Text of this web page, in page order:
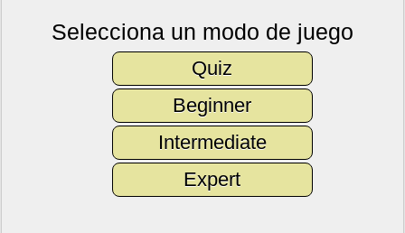
Selecciona un modo de juego
Quiz
Beginner
Intermediate
Expert